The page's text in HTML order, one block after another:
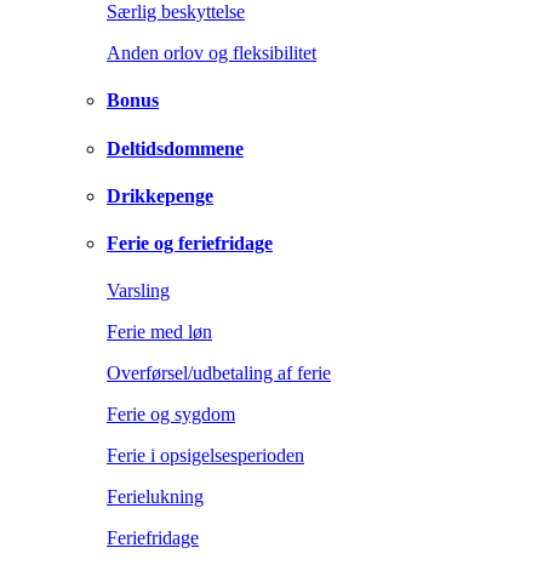
Særlig beskyttelse
Anden orlov og fleksibilitet
Bonus
Deltidsdommene
Drikkepenge
Ferie og feriefridage
Varsling
Ferie med løn
Overførsel/udbetaling af ferie
Ferie og sygdom
Ferie i opsigelsesperioden
Ferielukning
Feriefridage